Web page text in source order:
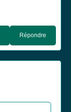
Répondre